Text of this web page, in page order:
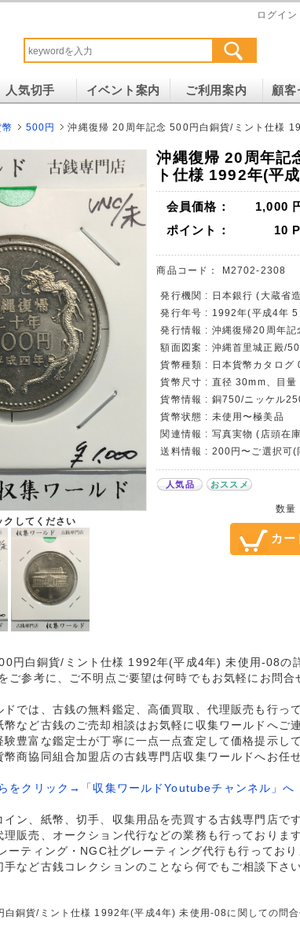
ログイン
人気切手 イベント案内 ご利用案内 顧客
幣 500円 沖縄復帰 20周年記念 500円白銅貨/ミント仕様
クしてください
沖縄復帰 20周年記
ト仕様 1992年(平
会員価格： 1,000
ポイント：
10
商品コード： M2702-2308
発行機関 : 日本銀行 (大蔵省
発行年号 : 1992年(平成4年
発行情報 : 沖縄復帰20周年記
額面図案 : 沖縄首里城正殿/
貨幣種類 : 日本貨幣カタロ
貨幣尺寸 : 直径 30mm、目量
貨幣情報 : 銅750/ニッケル
貨幣状態 : 未使用〜極美品
関連情報 : 写真実物 (店頭在
送料情報 : 200円〜ご選択可(
人気品 おススメ
数量
円白銅貨/ミント仕様 1992年(平成4年) 未使用-08の
ご参考に、ご不明点ご要望は何時でもお気軽にお問合
では、古銭の無料鑑定、高価買取、代理販売も行っ
など古銭のご売却相談はお気軽に収集ワールドへご
豊富な鑑定士が丁寧に一点一点査定して価格提示し
商協同組合加盟店の古銭専門店収集ワールドへお任せ
をクリック→「収集ワールドYoutubeチャンネル」へ
ン、紙幣、切手、収集用品を売買する古銭専門店です
販売、オークション代行などの業務も行っております
ーティング・NGC社グレーティング代行も行っており
など古銭コレクションのことなら何でもご相談下さい
銅貨/ミント仕様 1992年(平成4年) 未使用-08に関しての問